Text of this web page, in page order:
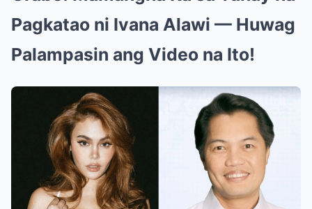
Pagkatao ni Ivana Alawi — Huwag
Palampasin ang Video na Ito!